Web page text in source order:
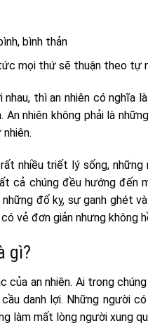
bình thản
mọi thứ sẽ thuận theo tự
nhau, thì an nhiên có nghĩa
An nhiên không phải là
nhiều triết lý sống,
cả chúng đều hướng đến
đố kỵ, sự ganh ghét
vẻ đơn giản nhưng không
gì?
của an nhiên. Ai trong
danh lợi. Những người
làm mất lòng người xung